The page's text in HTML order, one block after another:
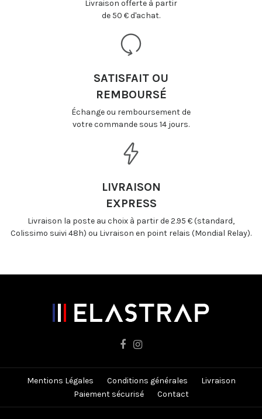
Livraison offerte à partir
de 50 € d'achat.
SATISFAIT OU
REMBOURSÉ
Échange ou remboursement de
votre commande sous 14 jours.
LIVRAISON
EXPRESS
Livraison la poste au choix à partir de 2.95 € (standard,
Colissimo suivi 48h) ou Livraison en point relais (Mondial Relay).
Mentions Légales Conditions générales
Livraison
Paiement sécurisé
Contact